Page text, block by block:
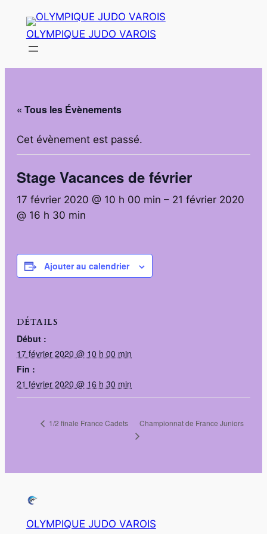
OLYMPIQUE JUDO VAROIS
« Tous les Évènements
Cet évènement est passé.
Stage Vacances de février
17 février 2020 @ 10 h 00 min – 21 février 2020
@ 16 h 30 min
Ajouter au calendrier
DÉTAILS
Début :
17 février 2020 @ 10 h 00 min
Fin :
21 février 2020 @ 16 h 30 min
1/2 finale France Cadets Championnat de France Juniors
OLYMPIQUE JUDO VAROIS